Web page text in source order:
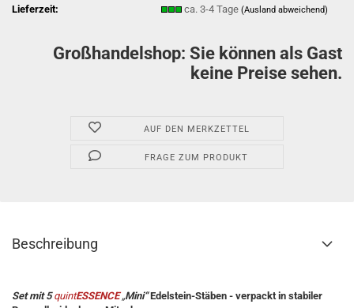
Lieferzeit:
ca. 3-4 Tage(Ausland abweichend)
Großhandelshop: Sie können als Gast
keine Preise sehen.
AUF DEN MERKZETTEL
FRAGE ZUM PRODUKT
Beschreibung
Set mit 5quintESSENCE„Mini“Edelstein-Stäben - verpackt in stabiler